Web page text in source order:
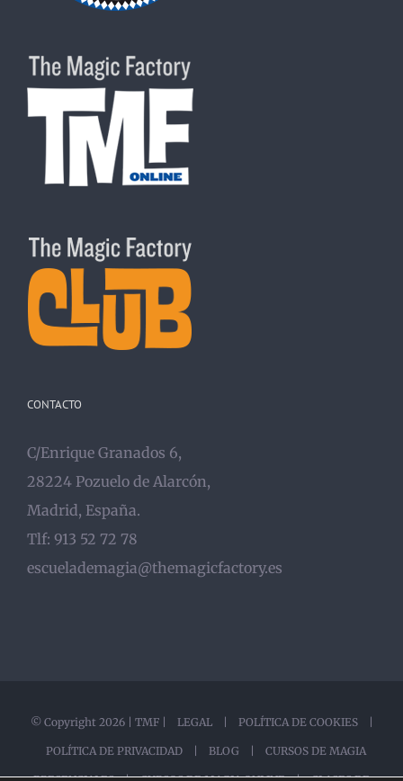
CONTACTO
C/Enrique Granados 6,
28224 Pozuelo de Alarcón,
Madrid, España.
Tlf: 913 52 72 78
escuelademagia@themagicfactory.es
© Copyright 2026 | TMF| LEGAL POLÍTICA DE COOKIES
POLÍTICA DE PRIVACIDAD BLOG | CURSOS DE MAGIA